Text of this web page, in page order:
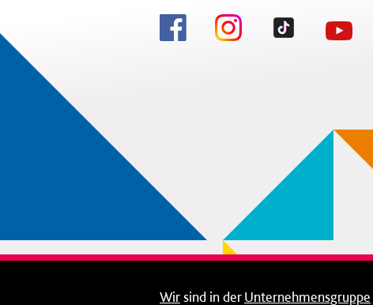
Wirsind in derUnternehmensgruppe